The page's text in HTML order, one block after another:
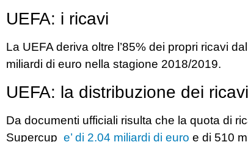
UEFA: i ricavi
La UEFA deriva oltre l’85% dei propri ricavi
miliardi di euro nella stagione 2018/2019.
UEFA: la distribuzione dei ricavi
Da documenti ufficiali risulta che la quota di
Supercup e’ di 2.04 miliardi di euro e di 510